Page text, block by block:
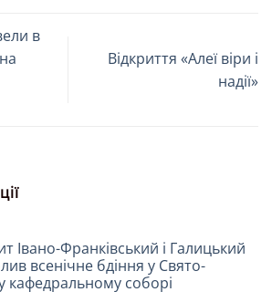
в
Відкриття «Алеї віри і
надії»
Івано-Франківський і Галицький
всенічне бдіння у Свято-
кафедральному соборі